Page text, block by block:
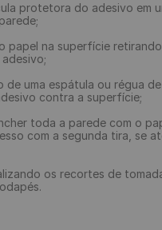
protetora do adesivo em
papel na superfície
de uma espátula ou régua
contra a superfície;
toda a parede com o
com a segunda tira, se
os recortes de